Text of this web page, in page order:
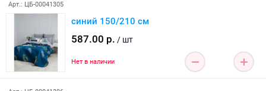
Арт.: ЦБ-00041305
синий 150/210 см
587.00 р. / шт
Нет в наличии